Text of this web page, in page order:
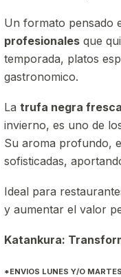
Un formato pensado
profesionales que
temporada, platos
gastronomico.
La trufa negra
invierno, es uno de
Su aroma profundo,
sofisticadas,
Ideal para
y aumentar el valor
Katankura:
*ENVIOS LUNES Y/O